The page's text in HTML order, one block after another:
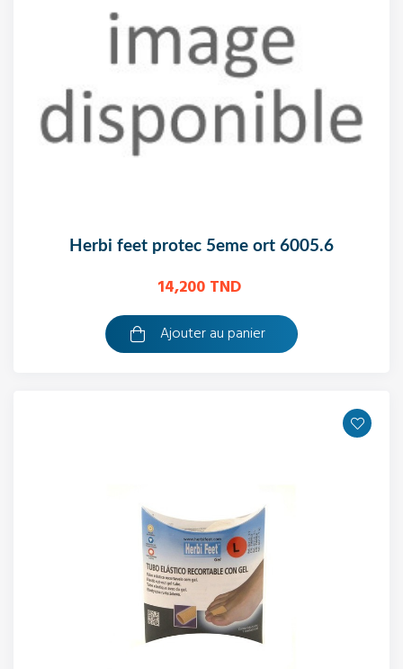
herbi feet protec 5eme ort 6005.6
14,200 TND
Ajouter au panier